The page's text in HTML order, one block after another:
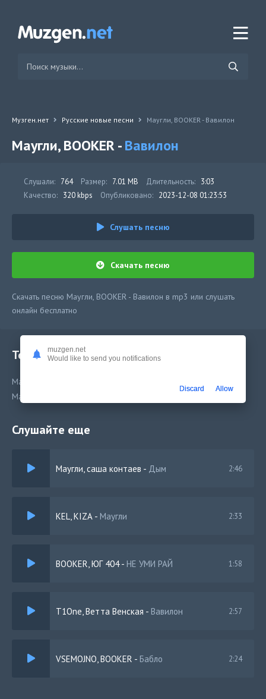
Музген.нет Русские новые песни Маугли, BOOKER - Вавилон
Маугли, BOOKER -Вавилон
Слушали: 764 Размер: 7.01 MB Длительность: 3:03
Качество: 320 kbps Опубликовано: 2023-12-08 01:23:53
Слушать песню
Скачать песню
Скачать песню Маугли, BOOKER - Вавилон в mp3 или слушать
онлайн бесплатно
Текст песни
Маугли, BOOKER - Вавилон
Маугли, BOOKER - Вавилон
Слушайте еще
Маугли, саша контаев - Дым 2:46
KEL, KIZA - Маугли 2:33
BOOKER, ЮГ 404- НЕ УМИ РАЙ 1:58
T1One, Ветта Венская - Вавилон 2:57
VSEMOJNO, BOOKER - Бабло 2:24
muzgen.net
Would like to send you notifications
Discard Allow